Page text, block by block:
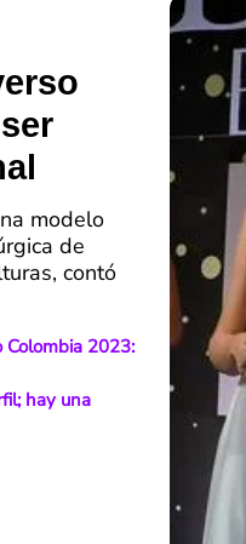
modelo
de
contó
Colombia 2023:
hay una